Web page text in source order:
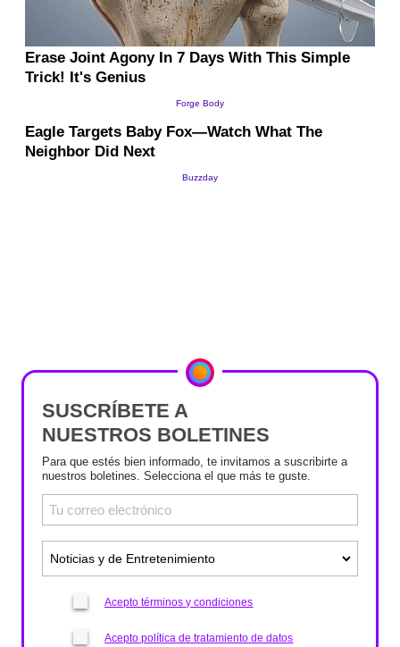
SUSCRÍBETE A
NUESTROS BOLETINES
Para que estés bien informado, te invitamos a suscribirte a
nuestros boletines. Selecciona el que más te guste.
Acepto términos y condiciones
Acepto política de tratamiento de datos